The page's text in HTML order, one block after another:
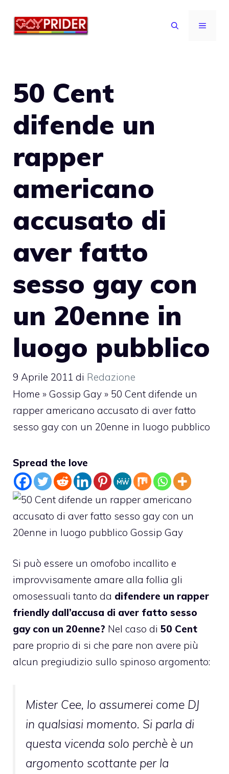
MENU
50 Cent
difende un
rapper
americano
accusato di
aver fatto
sesso gay con
un 20enne in
luogo pubblico
9 Aprile 2011 di Redazione
Home » Gossip Gay » 50 Cent difende un
rapper americano accusato di aver fatto
sesso gay con un 20enne in luogo pubblico
Spread the love
Si può essere un omofobo incallito e
improvvisamente amare alla follia gli
omosessuali tanto da difendere un rapper
friendly dall’accusa di aver fatto sesso
gay con un 20enne? Nel caso di 50 Cent
pare proprio di si che pare non avere più
alcun pregiudizio sullo spinoso argomento:
Mister Cee, lo assumerei come DJ
in qualsiasi momento. Si parla di
questa vicenda solo perchè è un
argomento scottante per la